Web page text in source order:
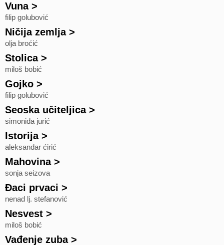
Vuna>
filip golubović
Ničija zemlja>
olja broćić
Stolica>
miloš bobić
Gojko >
filip golubović
Seoska učiteljica>
simonida jurić
Istorija>
aleksandar ćirić
Mahovina>
sonja seizova
Đaci prvaci >
nenad lj. stefanović
Nesvest >
miloš bobić
Vađenje zuba>